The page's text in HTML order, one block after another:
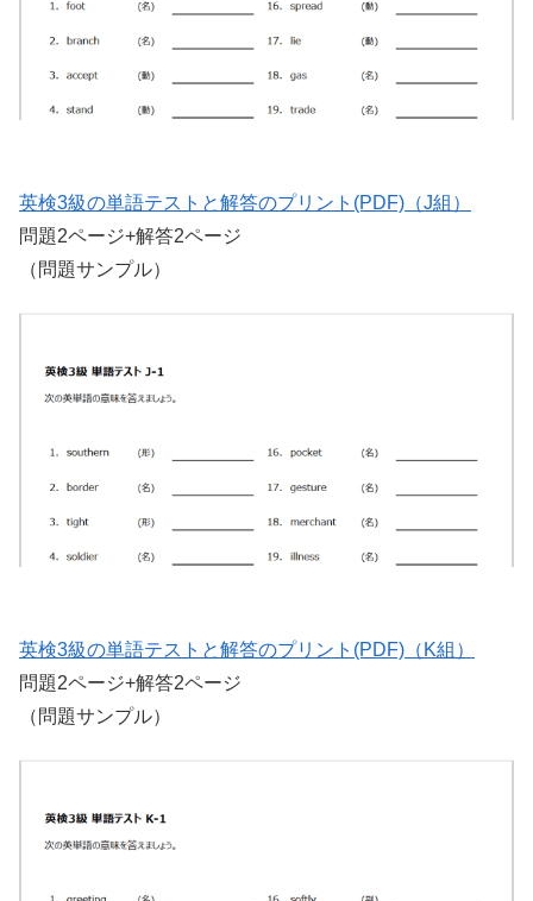
英検3級の単語テストと解答のプリント(PDF)（J組）
問題2ページ+解答2ページ
（問題サンプル）
英検3級の単語テストと解答のプリント(PDF)（K組）
問題2ページ+解答2ページ
（問題サンプル）